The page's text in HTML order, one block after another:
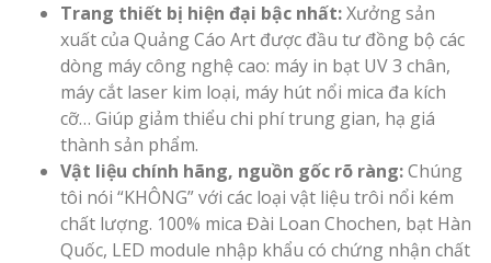
Trang thiết bị hiện đại bậc nhất:Xưởng sản
xuất của Quảng Cáo Art được đầu tư đồng bộ các
dòng máy công nghệ cao: máy in bạt UV 3 chân,
máy cắt laser kim loại, máy hút nổi mica đa kích
cỡ… Giúp giảm thiểu chi phí trung gian, hạ giá
thành sản phẩm.
Vật liệu chính hãng, nguồn gốc rõ ràng:Chúng
tôi nói “KHÔNG” với các loại vật liệu trôi nổi kém
chất lượng. 100% mica Đài Loan Chochen, bạt Hàn
Quốc, LED module nhập khẩu có chứng nhận chất